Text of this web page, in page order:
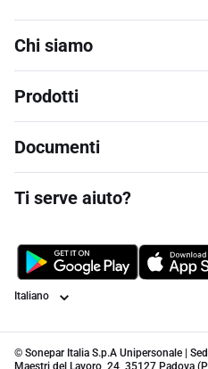
Chi siamo
Prodotti
Documenti
Ti serve aiuto?
Lingua
© Sonepar Italia S.p.A Unipersonale |
Maestri del Lavoro, 24, 35127 Padova